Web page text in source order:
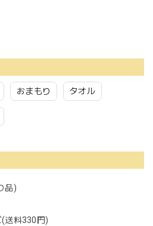
おまもり タオル
品)
送料330円)